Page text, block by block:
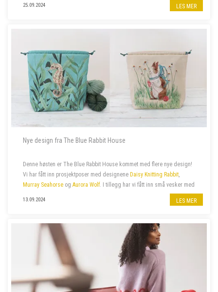
25.09.2024 LES MER
Nye design fra The Blue Rabbit House
Denne høsten er The Blue Rabbit House kommet med flere nye design!
Vi har fått inn prosjektposer med designene Daisy Knitting Rabbit
Murray Seahorse og Aurora Wolf. I tillegg har vi fått inn små vesker med
13.09.2024 LES MER